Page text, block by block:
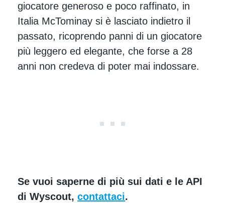
giocatore generoso e poco raffinato, in
Italia McTominay si è lasciato indietro il
passato, ricoprendo panni di un giocatore
più leggero ed elegante, che forse a 28
anni non credeva di poter mai indossare.
Se vuoi saperne di più sui dati e le API
di Wyscout,contattaci.